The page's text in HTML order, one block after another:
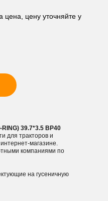
цена, цену уточняйте у
39.7*3.5 BP40
для тракторов и
магазине.
компаниями по
на гусеничную